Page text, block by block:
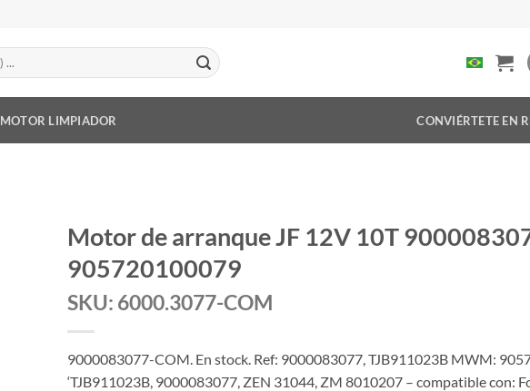
MOTOR LIMPIADOR CONVIÉRTETE EN
Motor de arranque JF 12V 10T
905720100079
SKU: 6000.3077-COM
9000083077-COM. En stock. Ref: 9000083077, TJB911023B MWM:
‘TJB911023B, 9000083077, ZEN 31044, ZM 8010207 – compatible con: